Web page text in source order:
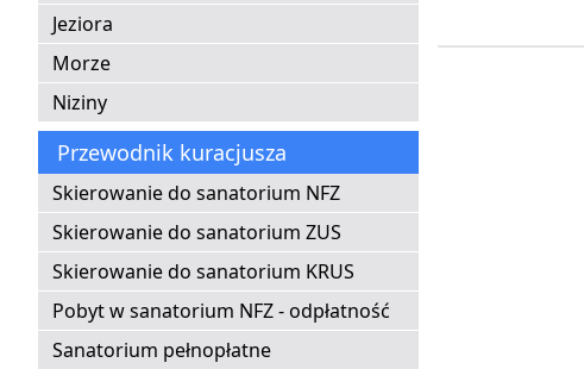
Jeziora
Morze
Niziny
Przewodnik kuracjusza
Skierowanie do sanatorium NFZ
Skierowanie do sanatorium ZUS
Skierowanie do sanatorium KRUS
Pobyt w sanatorium NFZ - odpłatność
Sanatorium pełnopłatne